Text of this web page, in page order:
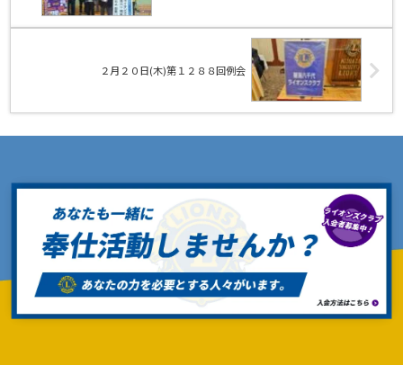
２月２０日(木)第１２８８回例会